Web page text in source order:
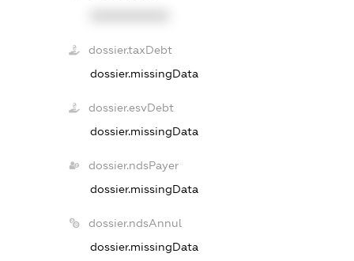
dossier.taxDebt
dossier.missingData
dossier.esvDebt
dossier.missingData
dossier.ndsPayer
dossier.missingData
dossier.ndsAnnul
dossier.missingData